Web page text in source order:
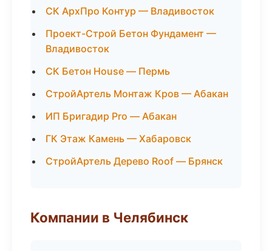
СК АрхПро Контур — Владивосток
Проект-Строй Бетон Фундамент —
Владивосток
СК Бетон House — Пермь
СтройАртель Монтаж Кров — Абакан
ИП Бригадир Pro — Абакан
ГК Этаж Камень — Хабаровск
СтройАртель Дерево Roof — Брянск
Компании в Челябинск